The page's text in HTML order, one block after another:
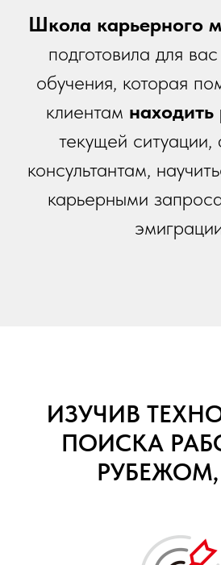
Школа карьерного
подготовила для
обучения, которая
клиентам
текущей ситуации,
консультантам,
карьерными
ИЗУЧИВ
ПОИСКА